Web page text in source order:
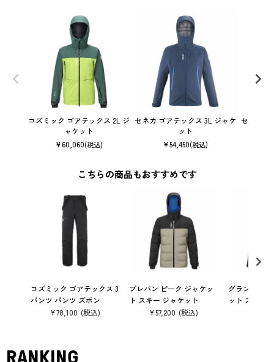
コズミック ゴアテックス 2L ジ
ャケット
¥60,060(税込)
セネカ ゴアテックス 3L ジャケ
ット
¥54,450(税込)
セネカ
こちらの商品もおすすめです
コズミック ゴアテックス 3
パンツ パンツ ズボン
¥78,100
ブレバン ピーク ジャケッ
ト スキー ジャケット
¥57,200
グランモン
ット スキー
RANKING